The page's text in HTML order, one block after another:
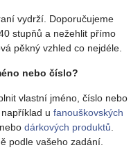
vydrží. Doporučujeme
stupňů a nežehlit přímo
pěkný vzhled co nejdéle.
nebo číslo?
vlastní jméno, číslo nebo
u fanouškovských
nebo dárkových produktů
podle vašeho zadání.